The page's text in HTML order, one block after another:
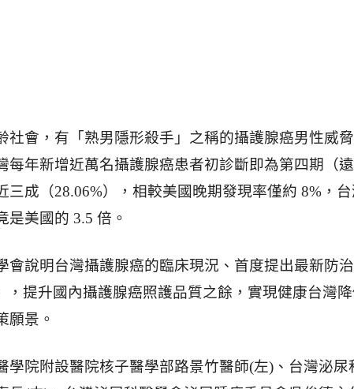
社會，有「熟男隱形殺手」之稱的攝護腺癌男性威
每年新增近萬名攝護腺癌患者初診斷即為第四期（
三成（28.06%），相較美國晚期發現率僅約 8%，
是美國的 3.5 倍。
會說明台灣攝護腺癌的臨床現況、首度提出最新防
，提升國內攝護腺癌照護品質之餘，實現健康台灣
願景。
學院附設醫院核子醫學部路景竹醫師(左)、台灣泌尿